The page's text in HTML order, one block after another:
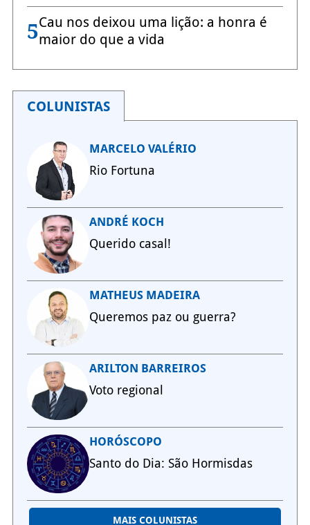
5Cau nos deixou uma lição: a honra é
maior do que a vida
COLUNISTAS
MARCELO VALÉRIO
Rio Fortuna
ANDRÉ KOCH
Querido casal!
MATHEUS MADEIRA
Queremos paz ou guerra?
ARILTON BARREIROS
Voto regional
HORÓSCOPO
Santo do Dia: São Hormisdas
MAIS COLUNISTAS